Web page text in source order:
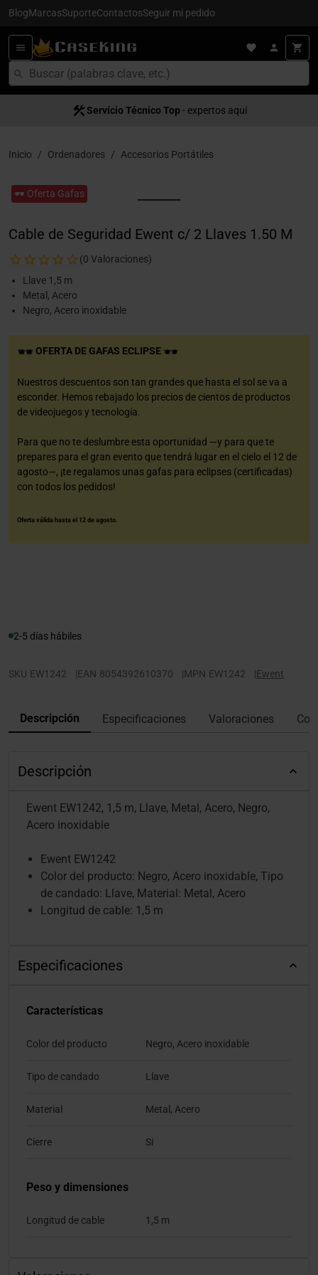
BlogMarcasSuporteContactosSeguir mi pedido
Servício Técnico Top - expertos aquí
Inicio Ordenadores Accesorios Portátiles
🕶️ Oferta Gafas
Cable de Seguridad Ewent c/ 2 Llaves 1.50 M
(0 Valoraciones)
Llave 1,5 m
Metal, Acero
Negro, Acero inoxidable
OFERTA DE GAFAS ECLIPSE
Nuestros descuentos son tan grandes que hasta el sol se va a
esconder. Hemos rebajado los precios de cientos de productos
de videojuegos y tecnología.
Para que no te deslumbre esta oportunidad —y para que te
prepares para el gran evento que tendrá lugar en el cielo el 12 de
agosto—, ¡te regalamos unas gafas para eclipses (certificadas)
con todos los pedidos!
Oferta válida hasta el 12 de agosto.
2-5 días hábiles
SKU EW1242 |EAN 8054392610370 |MPN EW1242 |Ewent
Descripción Especificaciones Valoraciones
Descripción
Ewent EW1242, 1,5 m, Llave, Metal, Acero, Negro,
Acero inoxidable
Ewent EW1242
Color del producto: Negro, Acero inoxidable, Tipo
de candado: Llave, Material: Metal, Acero
Longitud de cable: 1,5 m
Especificaciones
Características
Color del producto Negro, Acero inoxidable
Tipo de candado Llave
Material Metal, Acero
Cierre Si
Peso y dimensiones
Longitud de cable 1,5 m